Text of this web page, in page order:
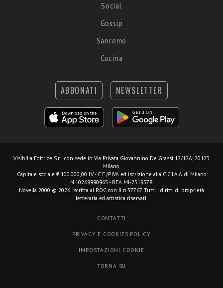
Social
Gossip
Sanremo
Cucina
ABBONATI NEWSLETTER
Visibilia Editrice S.r.l. con sede in Via Privata Giovannino De Grassi 12/12A, 20123
Milano.
Capitale sociale € 100.000,00 I.V. - C.F./P.IVA ed iscrizione alla C.C.I.A.A. di Milano
N.10269990965 - REA MI-2519578.
Novella 2000 © 2026. Iscritta al ROC con il n.37767. Tutti i diritti di proprietà
letteraria ed artistica riservati.
CONTATTI
PRIVACY E COOKIES POLICY
IMPOSTAZIONI COOKIE
TORNA SU